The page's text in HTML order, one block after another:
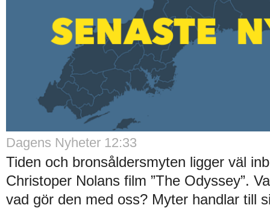
Dagens Nyheter 12:33
Tiden och bronsåldersmyten ligger väl
Christoper Nolans film ”The Odyssey”.
vad gör den med oss? Myter handlar till